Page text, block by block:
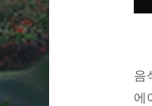
음
에